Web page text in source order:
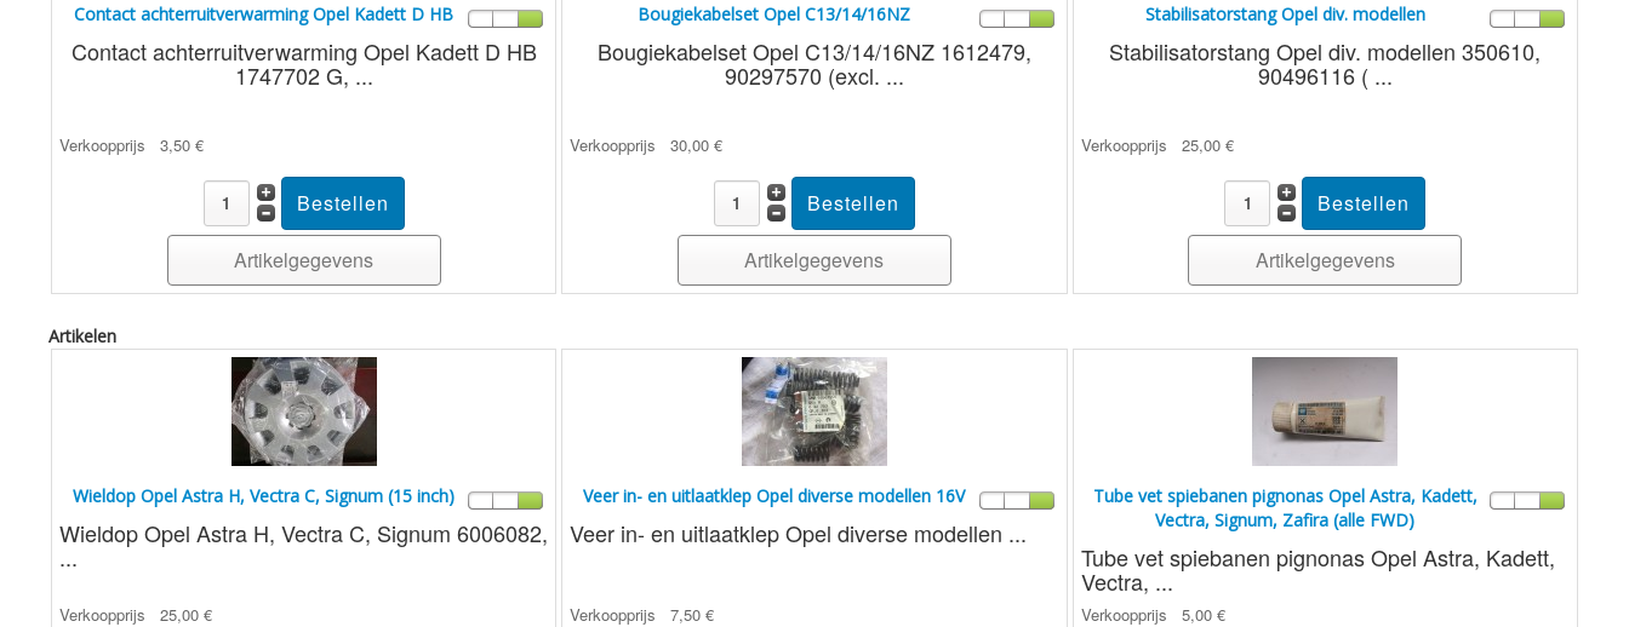
Contact achterruitverwarming Opel Kadett D HB
Contact achterruitverwarming Opel Kadett D HB
1747702 G, ...
Verkoopprijs 3,50 €
Artikelgegevens
Bougiekabelset Opel C13/14/16NZ
Bougiekabelset Opel C13/14/16NZ 1612479,
90297570 (excl. ...
Verkoopprijs 30,00 €
Artikelgegevens
Stabilisatorstang Opel div. modellen
Stabilisatorstang Opel div. modellen 350610,
90496116 ( ...
Verkoopprijs 25,00 €
Artikelgegevens
Artikelen
Wieldop Opel Astra H, Vectra C, Signum (15 inch)
Wieldop Opel Astra H, Vectra C, Signum 6006082,
...
Verkoopprijs 25,00 €
Veer in- en uitlaatklep Opel diverse modellen 16V
Veer in- en uitlaatklep Opel diverse modellen ...
Verkoopprijs 7,50 €
Tube vet spiebanen pignonas Opel Astra, Kadett,
Vectra, Signum, Zafira (alle FWD)
Tube vet spiebanen pignonas Opel Astra, Kadett,
Vectra, ...
Verkoopprijs 5,00 €